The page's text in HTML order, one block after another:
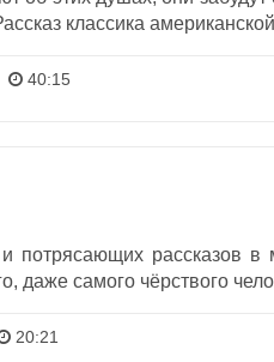
классика
40:15
потрясающих рассказов в
даже самого чёрствого
20:21